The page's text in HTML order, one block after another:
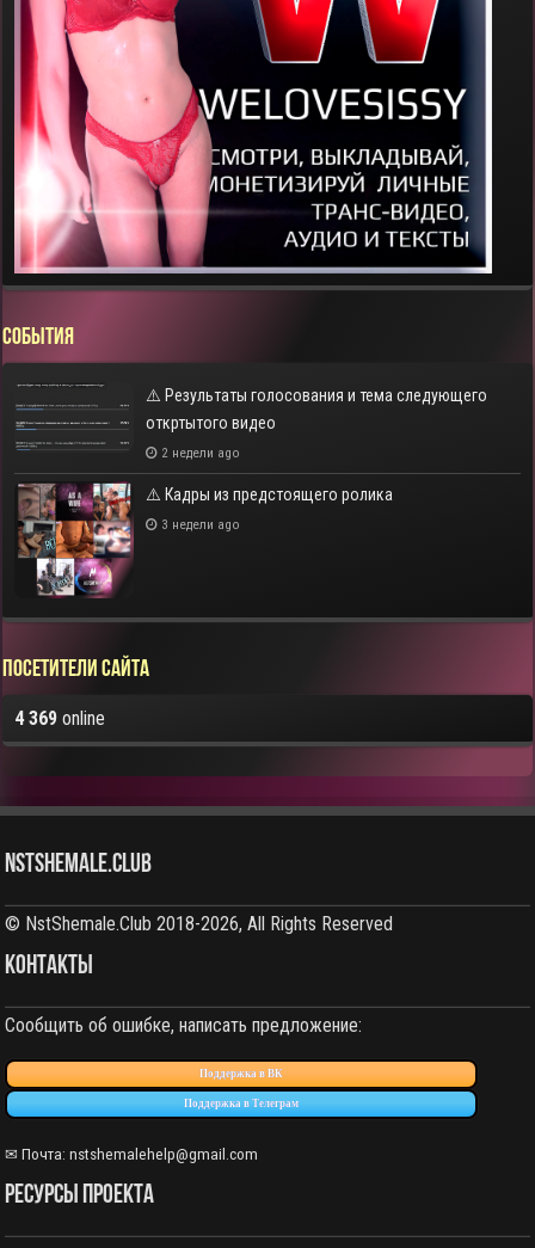
СОБЫТИЯ
⚠️ Результаты голосования и тема следующего
откртытого видео
2 недели ago
⚠️ Кадры из предстоящего ролика
3 недели ago
Посетители сайта
4 369 online
NstShemale.Club
© NstShemale.Club 2018-2026, All Rights Reserved
КОНТАКТЫ
Сообщить об ошибке, написать предложение:
Поддержка в ВК
Поддержка в Телеграм
✉ Почта: nstshemalehelp@gmail.com
РЕСУРСЫ ПРОЕКТА